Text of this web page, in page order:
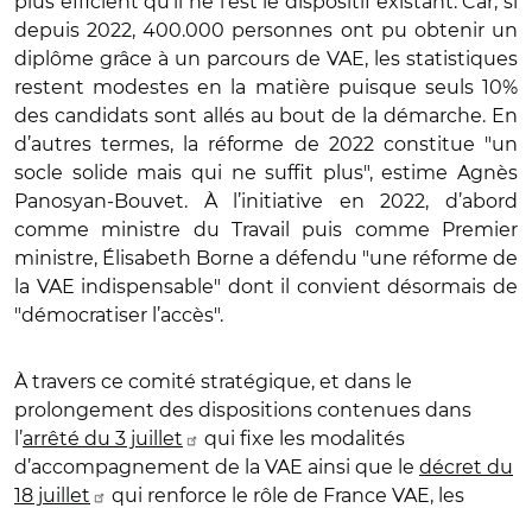
depuis 2022, 400.000 personnes ont pu obtenir un
diplôme grâce à un parcours de VAE, les statistiques
restent modestes en la matière puisque seuls 10%
des candidats sont allés au bout de la démarche. En
d’autres termes, la réforme de 2022 constitue "un
socle solide mais qui ne suffit plus", estime Agnès
Panosyan-Bouvet. À l’initiative en 2022, d’abord
comme ministre du Travail puis comme Premier
ministre, Élisabeth Borne a défendu "une réforme de
la VAE indispensable" dont il convient désormais de
"démocratiser l’accès".
À travers ce comité stratégique, et dans le
prolongement des dispositions contenues dans
l’arrêté du 3 juillet
qui fixe les modalités
d’accompagnement de la VAE ainsi que le décret du
18 juillet
qui renforce le rôle de France VAE, les